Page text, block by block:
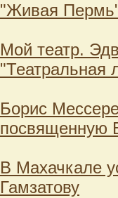
"Живая Пермь"
Мой театр.
"Театральная
Борис
посвященную
В Махачкале
Гамзатову